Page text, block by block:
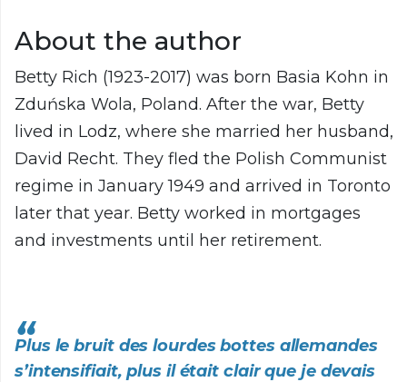
About the author
Betty Rich (1923-2017) was born Basia Kohn in
Zduńska Wola, Poland. After the war, Betty
lived in Lodz, where she married her husband,
David Recht. They fled the Polish Communist
regime in January 1949 and arrived in Toronto
later that year. Betty worked in mortgages
and investments until her retirement.
Plus le bruit des lourdes bottes allemandes
s’intensifiait, plus il était clair que je devais